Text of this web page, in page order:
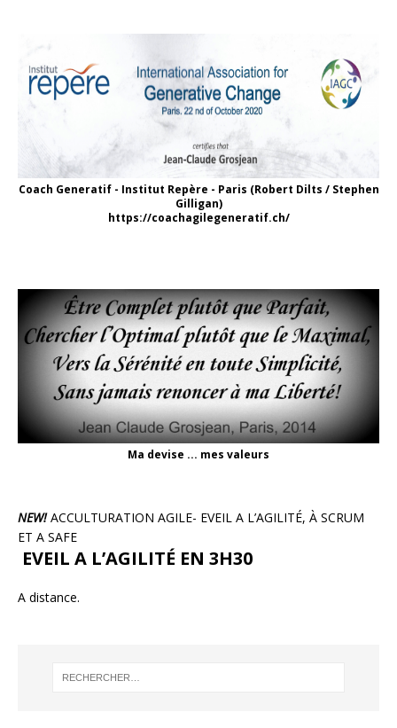
Coach Generatif - Institut Repère - Paris (Robert Dilts / Stephen
Gilligan)
https://coachagilegeneratif.ch/
Ma devise ... mes valeurs
NEW!ACCULTURATION AGILE- EVEIL A L’AGILITÉ, À SCRUM
ET A SAFE
EVEIL A L’AGILITÉ EN 3H30
A distance.